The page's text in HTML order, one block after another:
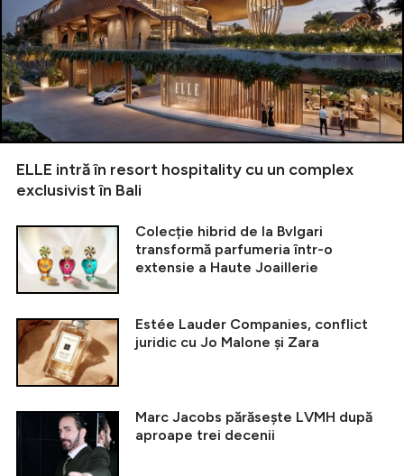
ELLE intră în resort hospitality cu un complex
exclusivist în Bali
Colecție hibrid de la Bvlgari
transformă parfumeria într-o
extensie a Haute Joaillerie
Estée Lauder Companies, conflict
juridic cu Jo Malone și Zara
Marc Jacobs părăsește LVMH după
aproape trei decenii